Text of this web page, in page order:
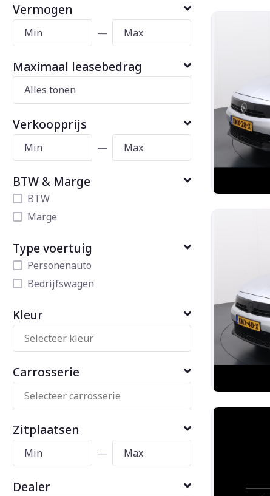
Vermogen
—
Maximaal leasebedrag
Verkoopprijs
—
BTW & Marge
BTW
Marge
Type voertuig
Personenauto
Bedrijfswagen
Kleur
Carrosserie
Zitplaatsen
—
Dealer